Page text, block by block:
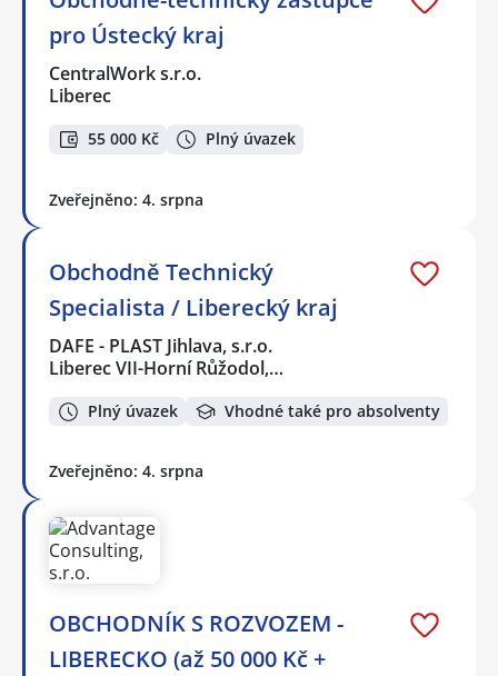
pro Ústecký kraj
CentralWork s.r.o.
Liberec
55 000 Kč Plný úvazek
Zveřejněno: 4. srpna
Obchodně Technický
Specialista / Liberecký kraj
DAFE - PLAST Jihlava, s.r.o.
Liberec VII-Horní Růžodol,…
Plný úvazek Vhodné také pro absolventy
Zveřejněno: 4. srpna
OBCHODNÍK S ROZVOZEM -
LIBERECKO (až 50 000 Kč +